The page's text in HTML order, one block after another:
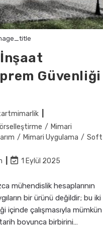
Güvenliği
/ Mimari
/ Mimari Uygulama / Soft
Post
modified:
1 Eylül 2025
mühendislik hesaplarının
bir ürünü değildir; bu iki
içinde çalışmasıyla mümkün
boyunca birbirini…